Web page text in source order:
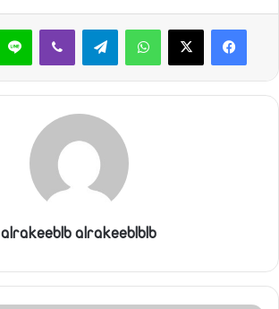
واتساب تيلقرام ڤايبر
alrakeeblb alrakeeblblb